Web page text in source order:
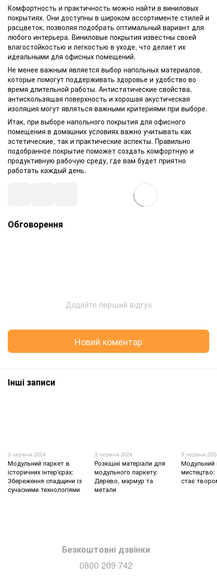
Комфортность и практичность можно найти в виниловых
покрытиях. Они доступны в широком ассортименте стилей и
расцветок, позволяя подобрать оптимальный вариант для
любого интерьера. Виниловые покрытия известны своей
влагостойкостью и легкостью в уходе, что делает их
идеальными для офисных помещений.
Не менее важным является выбор напольных материалов,
которые помогут поддерживать здоровье и удобство во
время длительной работы. Антистатические свойства,
антискользящая поверхность и хорошая акустическая
изоляция могут являться важными критериями при выборе.
Итак, при выборе напольного покрытия для офисного
помещения в домашних условиях важно учитывать как
эстетические, так и практические аспекты. Правильно
подобранное покрытие поможет создать комфортную и
продуктивную рабочую среду, где вам будет приятно
работать каждый день.
Обговорення
Додайте перший відгук
Новий коментар
Інші записи
3 червня 2024
Модульний паркет в
історичних інтер'єрах:
Збереження спадщини із
сучасними технологіями
3 червня 2024
Розкішні матеріали для
модульного паркету:
Дерево, мармур та
метали
3 червня
Модульний
мистецтво:
стає
Безкоштовні дзвінки
0800 209 742